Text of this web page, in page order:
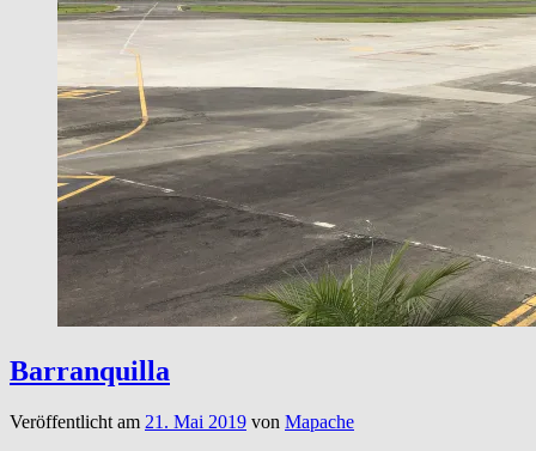
Barranquilla
Veröffentlicht am 21. Mai 2019 von Mapache